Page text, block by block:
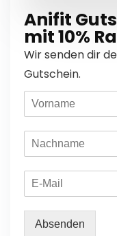
Anifit
mit 10%
Wir senden dir
Gutschein.
Absenden